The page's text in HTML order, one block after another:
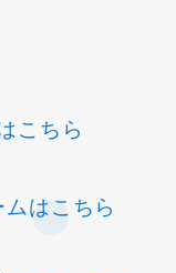
こちら
はこちら